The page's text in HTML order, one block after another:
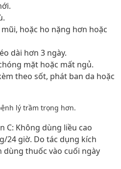
hoặc ho nặng hơn hoặc
dài hơn 3 ngày.
mặt hoặc mất ngủ.
theo sốt, phát ban da hoặc
lý trầm trọng hơn.
C: Không dùng liều cao
24 giờ. Do tác dụng kích
dùng thuốc vào cuối ngày